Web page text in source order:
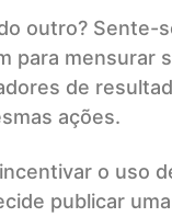
outro? Sente-
para mensurar
de
ações.
o uso
publicar